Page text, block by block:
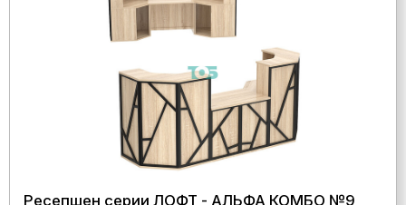
Ресепшен серии ЛОФТ - АЛЬФА КОМБО №9